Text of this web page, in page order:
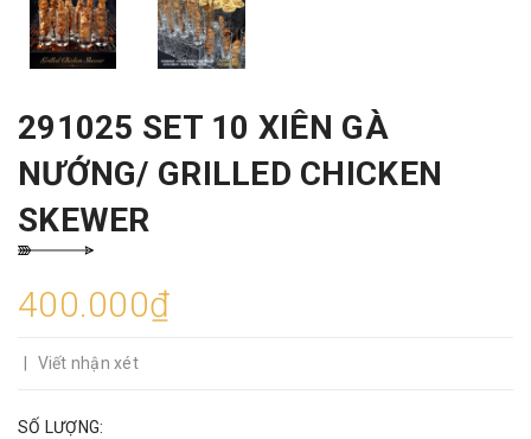
291025 SET 10 XIÊN GÀ
NƯỚNG/ GRILLED CHICKEN
SKEWER
400.000₫
Viết nhận xét
SỐ LƯỢNG: